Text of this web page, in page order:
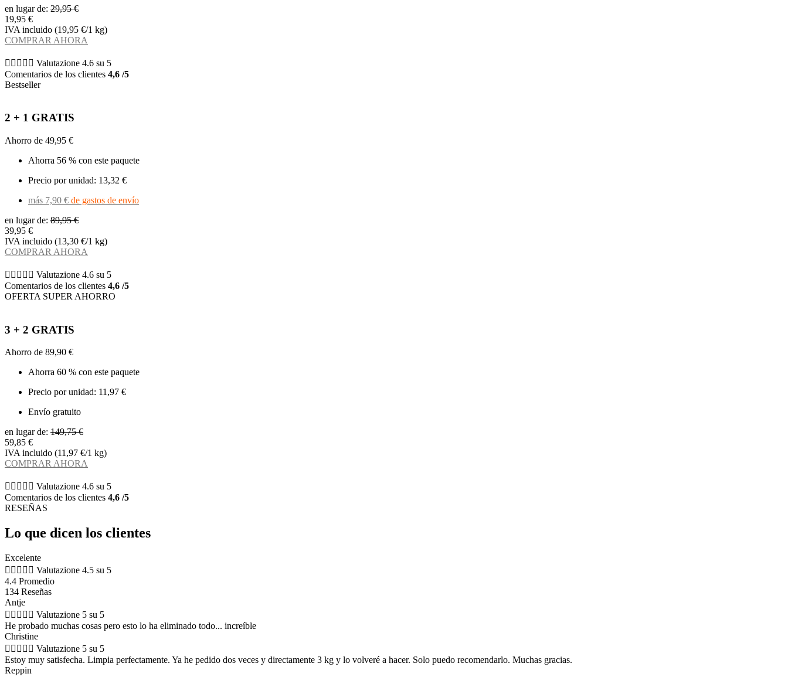
en lugar de: 29,95 €
19,95 €
IVA incluido (19,95 €/1 kg)
COMPRAR AHORA
     Valutazione 4.6 su 5
Comentarios de los clientes 4,6 /5
Bestseller
2 + 1 GRATIS
Ahorro de 49,95 €
Ahorra 56 % con este paquete
Precio por unidad: 13,32 €
más 7,90 € de gastos de envío
en lugar de: 89,95 €
39,95 €
IVA incluido (13,30 €/1 kg)
COMPRAR AHORA
     Valutazione 4.6 su 5
Comentarios de los clientes 4,6 /5
OFERTA SUPER AHORRO
3 + 2 GRATIS
Ahorro de 89,90 €
Ahorra 60 % con este paquete
Precio por unidad: 11,97 €
Envío gratuito
en lugar de: 149,75 €
59,85 €
IVA incluido (11,97 €/1 kg)
COMPRAR AHORA
     Valutazione 4.6 su 5
Comentarios de los clientes 4,6 /5
RESEÑAS
Lo que dicen los clientes
Excelente
     Valutazione 4.5 su 5
4.4 Promedio
134 Reseñas
Antje
     Valutazione 5 su 5
He probado muchas cosas pero esto lo ha eliminado todo... increíble
Christine
     Valutazione 5 su 5
Estoy muy satisfecha. Limpia perfectamente. Ya he pedido dos veces y directamente 3 kg y lo volveré a hacer. Solo puedo recomendarlo. Muchas gracias.
Reppin